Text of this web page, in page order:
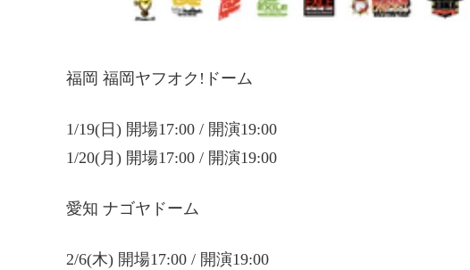
福岡 福岡ヤフオク!ドーム
1/19(日) 開場17:00 / 開演19:00
1/20(月) 開場17:00 / 開演19:00
愛知 ナゴヤドーム
2/6(木) 開場17:00 / 開演19:00